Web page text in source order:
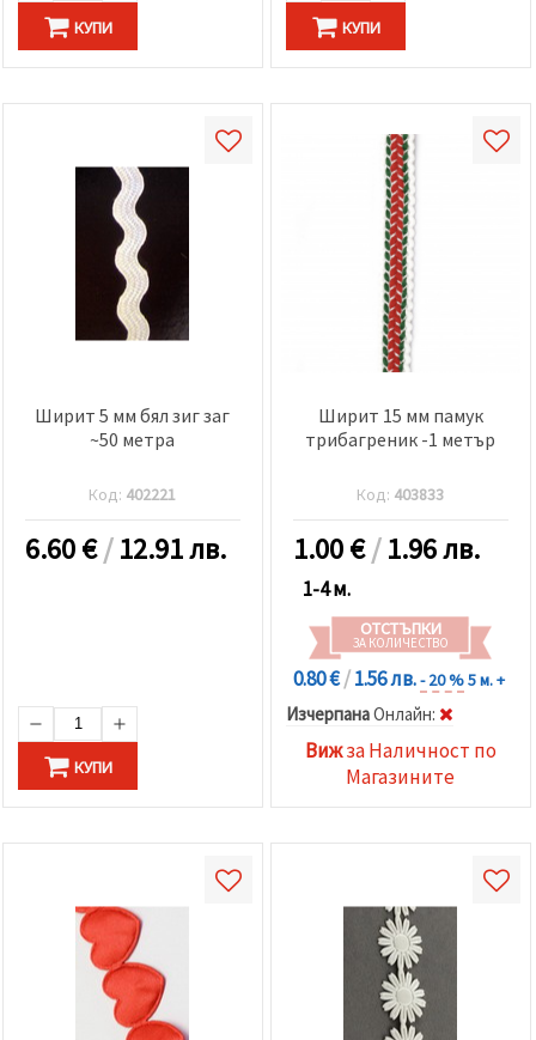
КУПИ КУПИ
Ширит 5 мм бял зиг заг
~50 метра
Код: 402221
6.60€/12.91 лв.
КУПИ
Ширит 15 мм памук
трибагреник -1 метър
Код: 403833
1.00€/1.96 лв.
1-4 м.
ОТСТЪПКИ
ЗА КОЛИЧЕСТВО
0.80 €/1.56 лв.- 20 %5 м. +
ИзчерпанаOнлайн:
Вижза Наличност по
Магазините